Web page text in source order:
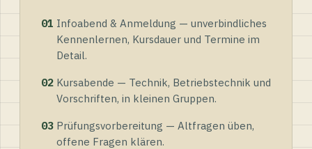
01 Infoabend & Anmeldung — unverbindliches
Kennenlernen, Kursdauer und Termine im
Detail.
02 Kursabende — Technik, Betriebstechnik und
Vorschriften, in kleinen Gruppen.
03 Prüfungsvorbereitung — Altfragen üben,
offene Fragen klären.